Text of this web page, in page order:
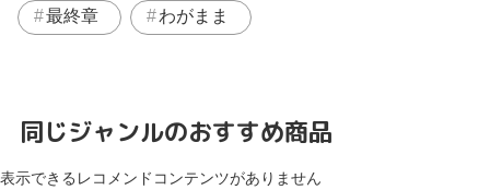
最終章 わがまま
同じジャンルのおすすめ商品
表示できるレコメンドコンテンツがありません